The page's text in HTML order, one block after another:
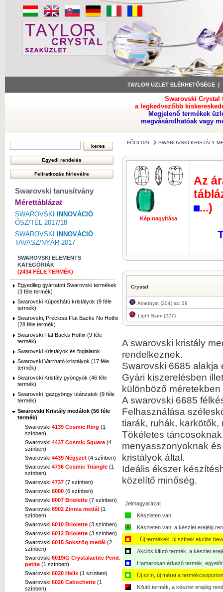
TAYLOR ÜZLET ELÉRHETŐSÉGE
Swarovski Crystal
a legkedvezőbb
Megjelenő termékek
megvásárolhatóak vagy
Swarovski tanusítvány
Mérettáblázat
SWAROVSKI
INNOVÁCIÓ
ŐSZ/TÉL 2017/18
SWAROVSKI
INNOVÁCIÓ
TAVASZ/NYÁR 2017
SWAROVSKI ELEMENTS
KATEGÓRIÁK
(2434 FÉLE TERMÉK)
Egyedileg gyártatott Swarovski termékek
(3 féle termék)
Swarovski Kúposhátú kristályok (9 féle
termék)
Swarovski, Preciosa Flat Backs No Hotfix
(28 féle termék)
Swarovski Flat Backs Hotfix (9 féle
termék)
Swarovski Kristályok és foglalatok
Swarovski Varrható kristályok (17 féle
termék)
Swarovski Kristály gyöngyök (46 féle
termék)
Swarovski Igazgyöngy utánzatok (9 féle
termék)
Swarovski Kristály medálok (56 féle
termék)
Swarovski 4139 Cosmic Ring (1
színben)
Swarovski 4437 Cosmic Square (4
színben)
Swarovski 4439 Négyzet (4 színben)
Swarovski 4736 Cosmic Triangle (1
színben)
Swarovski 4737 (7 színben)
Swarovski 6000 (6 színben)
Swarovski 6007 Briolette (7 színben)
Swarovski 6902 Zinnia medál (1
színben)
Swarovski 6010 Briolette (3 színben)
Swarovski 6012 Briolette (3 színben)
Swarovski 6015 Sokszög medál (2
színben)
Swarovski 6019/G Crystalactite Pend.
petite (1 színben)
Swarovski 6020 Helix (1 színben)
Swarovski 6026 Cabochette (1
színben)
FŐOLDAL SWAROVSKI KRISTÁLY
Kép nagyítása
Az
...)
Crystal
Amethyst (204) sz: 39
Light Siam (227)
A swarovski kristály
rendelkeznek.
Swarovski 6685 alakja
Gyári kiszerelésben
különböző
A swarovski 6685
Felhasználása
tiarák, ruhák,
Tökéletes
menyasszonyoknak
kristályok által.
Ideális ékszer
közelítő minőség.
Jelmagyarázat
Készleten van.
Készleten van, a készlet erejéig
Új termékek, új színek akciós
Akciós kifutó termék, a készlet
Hamarosan érkező termék,
Új szín, új méret a
Kifutó termék, a készlet erejéig